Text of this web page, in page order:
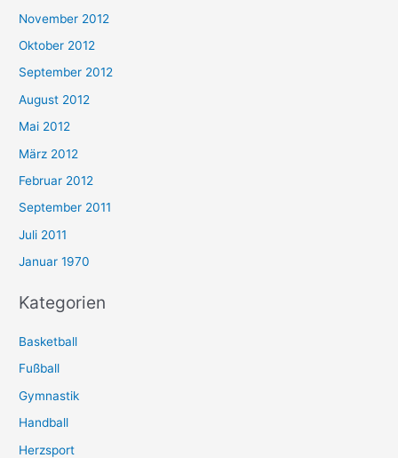
November 2012
Oktober 2012
September 2012
August 2012
Mai 2012
März 2012
Februar 2012
September 2011
Juli 2011
Januar 1970
Kategorien
Basketball
Fußball
Gymnastik
Handball
Herzsport